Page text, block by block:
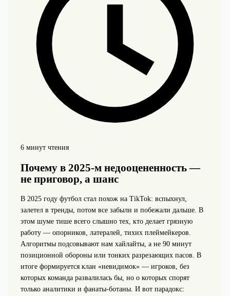
6 минут чтения
Почему в 2025‑м недооцененность —
не приговор, а шанс
В 2025 году футбол стал похож на TikTok: вспыхнул,
залетел в тренды, потом все забыли и побежали дальше. В
этом шуме тише всего слышно тех, кто делает грязную
работу — опорников, латералей, тихих плеймейкеров.
Алгоритмы подсовывают нам хайлайты, а не 90 минут
позиционной обороны или тонких разрезающих пасов. В
итоге формируется клан «невидимок» — игроков, без
которых команда развалилась бы, но о которых спорят
только аналитики и фанаты-ботаны. И вот парадокс: